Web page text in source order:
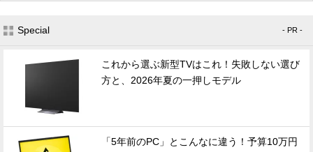
Special - PR -
これから選ぶ新型TVはこれ！失敗しない選び
方と、2026年夏の一押しモデル
「5年前のPC」とこんなに違う！予算10万円